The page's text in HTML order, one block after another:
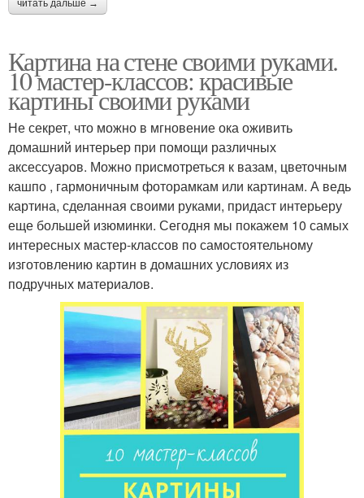
читать дальше →
Картина на стене своими руками.
10 мастер-классов: красивые
картины своими руками
Не секрет, что можно в мгновение ока оживить
домашний интерьер при помощи различных
аксессуаров. Можно присмотреться к вазам, цветочным
кашпо , гармоничным фоторамкам или картинам. А ведь
картина, сделанная своими руками, придаст интерьеру
еще большей изюминки. Сегодня мы покажем 10 самых
интересных мастер-классов по самостоятельному
изготовлению картин в домашних условиях из
подручных материалов.